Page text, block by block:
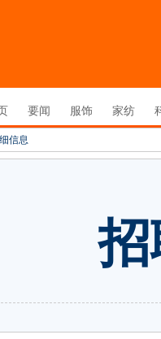
要闻 服饰 家纺
信息